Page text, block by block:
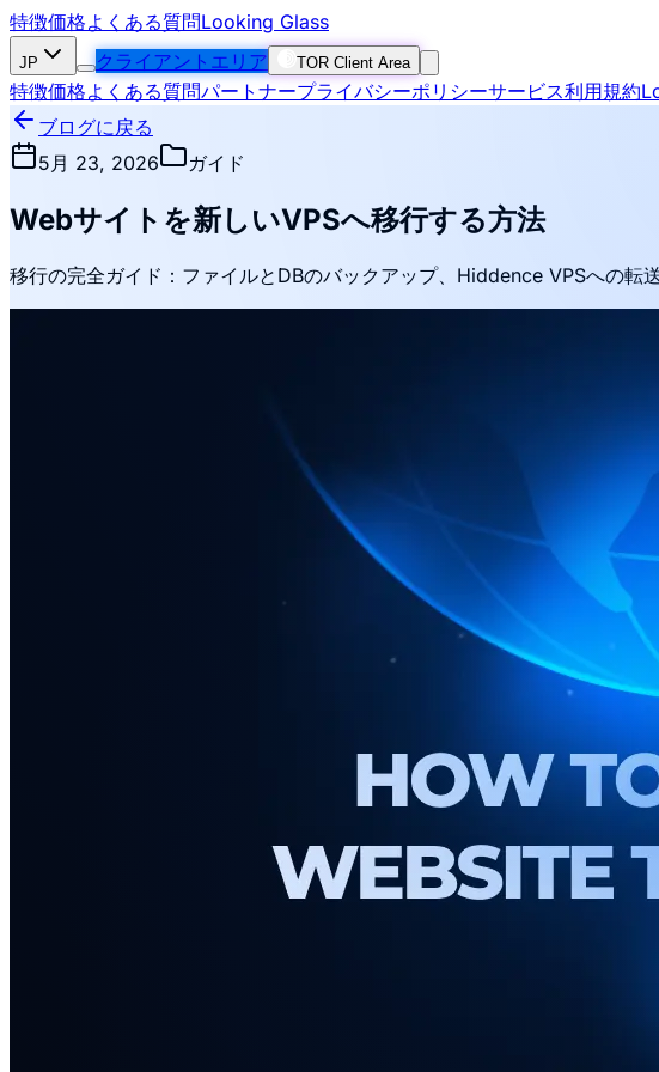
特徴価格よくある質問Looking Glass
JP クライアントエリア TOR Client Area
特徴価格よくある質問パートナープライバシーポリシーサービス利用規約
ブログに戻る
5月 23, 2026
ガイド
Webサイトを新しいVPSへ移行する方法
移行の完全ガイド：ファイルとDBのバックアップ、Hiddence VPSへの転